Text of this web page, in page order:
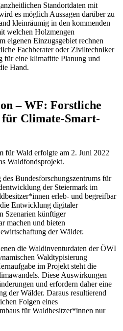
Standortdaten mit
es möglich Aussagen darüber zu
kleinräumig in den kommenden
welchen Holzmengen
eigenen Einzugsgebiet rechnen
Fachberater oder Ziviltechniker
für eine klimafitte Planung und
Hand.
– WF: Forstliche
Climate-Smart-
für Wald erfolgte am 2. Juni 2022
Waldfondsprojekt.
Bundesforschungszentrums für
der Steiermark im
erleb- und begreifbar
Entwicklung digitaler
Szenarien künftiger
machen und bieten
der Wälder.
die Waldinventurdaten der ÖWI
Waldtypisierung
im Projekt steht die
Diese Auswirkungen
und erfordern daher eine
der Wälder. Daraus resultierend
Folgen eines
für Waldbesitzer*innen nur